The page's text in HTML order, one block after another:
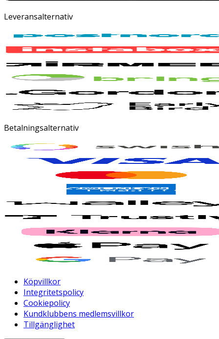
Leveransalternativ
Betalningsalternativ
Köpvillkor
Integritetspolicy
Cookiepolicy
Kundklubbens medlemsvillkor
Tillgänglighet